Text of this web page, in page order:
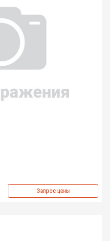
Запрос цены